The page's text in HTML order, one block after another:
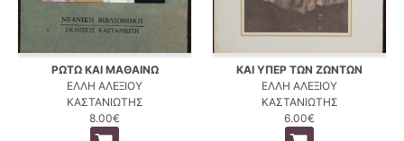
ΡΩΤΩ ΚΑΙ ΜΑΘΑΙΝΩ
ΕΛΛΗ ΑΛΕΞΙΟΥ
ΚΑΣΤΑΝΙΩΤΗΣ
8.00€
ΚΑΙ ΥΠΕΡ ΤΩΝ ΖΩΝΤΩΝ
ΕΛΛΗ ΑΛΕΞΙΟΥ
ΚΑΣΤΑΝΙΩΤΗΣ
6.00€